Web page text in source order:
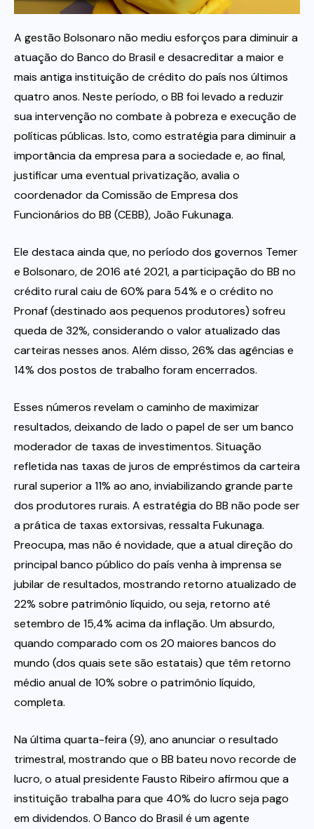
Itau
Financeiras e Cooperativas
A gestão Bolsonaro não mediu esforços para diminuir a
atuação do Banco do Brasil e desacreditar a maior e
mais antiga instituição de crédito do país nos últimos
quatro anos. Neste período, o BB foi levado a reduzir
sua intervenção no combate à pobreza e execução de
políticas públicas. Isto, como estratégia para diminuir a
importância da empresa para a sociedade e, ao final,
justificar uma eventual privatização, avalia o
coordenador da Comissão de Empresa dos
Funcionários do BB (CEBB), João Fukunaga.
Ele destaca ainda que, no período dos governos Temer
e Bolsonaro, de 2016 até 2021, a participação do BB no
crédito rural caiu de 60% para 54% e o crédito no
Pronaf (destinado aos pequenos produtores) sofreu
queda de 32%, considerando o valor atualizado das
carteiras nesses anos. Além disso, 26% das agências e
14% dos postos de trabalho foram encerrados.
Esses números revelam o caminho de maximizar
resultados, deixando de lado o papel de ser um banco
moderador de taxas de investimentos. Situação
refletida nas taxas de juros de empréstimos da carteira
rural superior a 11% ao ano, inviabilizando grande parte
dos produtores rurais. A estratégia do BB não pode ser
a prática de taxas extorsivas, ressalta Fukunaga.
Preocupa, mas não é novidade, que a atual direção do
principal banco público do país venha à imprensa se
jubilar de resultados, mostrando retorno atualizado de
22% sobre patrimônio líquido, ou seja, retorno até
setembro de 15,4% acima da inflação. Um absurdo,
quando comparado com os 20 maiores bancos do
mundo (dos quais sete são estatais) que têm retorno
médio anual de 10% sobre o patrimônio líquido,
completa.
Na última quarta-feira (9), ano anunciar o resultado
trimestral, mostrando que o BB bateu novo recorde de
lucro, o atual presidente Fausto Ribeiro afirmou que a
instituição trabalha para que 40% do lucro seja pago
em dividendos. O Banco do Brasil é um agente